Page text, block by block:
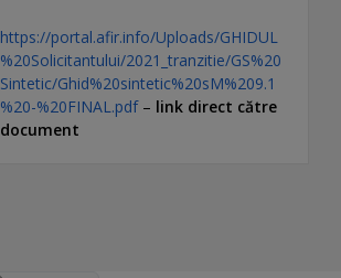
https://portal.afir.info/Uploads/GHIDUL
%20Solicitantului/2021_tranzitie/GS%20
Sintetic/Ghid%20sintetic%20sM%209.1
%20-%20FINAL.pdf– link direct către
document